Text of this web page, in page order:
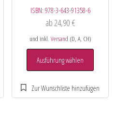
ISBN: 978-3-643-91358-6
ab24,90 €
und inkl. Versand (D, A, CH)
Ausführung wählen